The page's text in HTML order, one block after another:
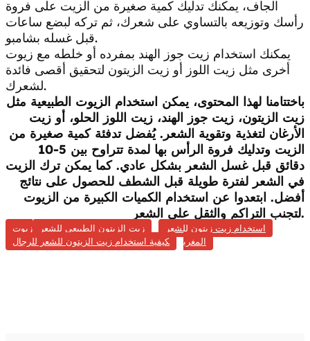
الجاف، يمكنك تدليك كمية صغيرة من الزيت على فروة
رأسك وتوزيعه بالتساوي على شعرك، ثم تركه لبضع ساعات
قبل غسله بشامبو.
يمكنك استخدام زيت جوز الهند بمفرده أو خلطه مع زيوت
أخرى مثل زيت اللوز أو زيت الزيتون لتحقيق أقصى فائدة
لشعرك.
باختتامنا لهذا المحتوى، يمكن استخدام الزيوت الطبيعية مثل
زيت الزيتون، زيت جوز الهند، زيت اللوز الحلو، أو زيت
الأرغان لتغذية وتقوية الشعر. يُفضل تدفئة كمية صغيرة من
الزيت وتدليك فروة الرأس بها لمدة تتراوح بين 5-10
دقائق قبل غسل الشعر بشكل عادي. كما يمكن ترك الزيت
في الشعر لفترة طويلة قبل الشطف للحصول على نتائج
أفضل. ابتعدوا عن استخدام الكميات الكبيرة من الزيوت
لتجنب التراكم والثقل على الشعر.
استخدام زيت زيتون للشعر زيت الزيتون الطبيعي للشعر
زيوت
المغرب
كيفية استخدام زيت الزيتون للشعر للرجال